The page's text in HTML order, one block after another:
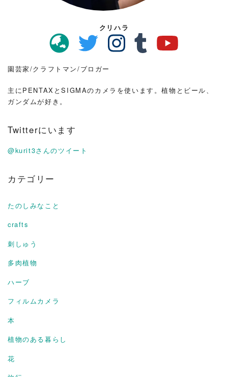
クリハラ
園芸家/クラフトマン/ブロガー
主にPENTAXとSIGMAのカメラを使います。植物とビール、
ガンダムが好き。
Twitterにいます
@kurit3さんのツイート
カテゴリー
たのしみなこと
crafts
刺しゅう
多肉植物
ハーブ
フィルムカメラ
本
植物のある暮らし
花